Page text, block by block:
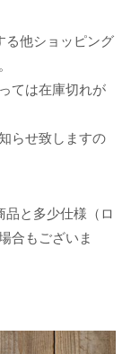
る他ショッピング
ては在庫切れが
らせ致しますの
と多少仕様（ロ
合もございま